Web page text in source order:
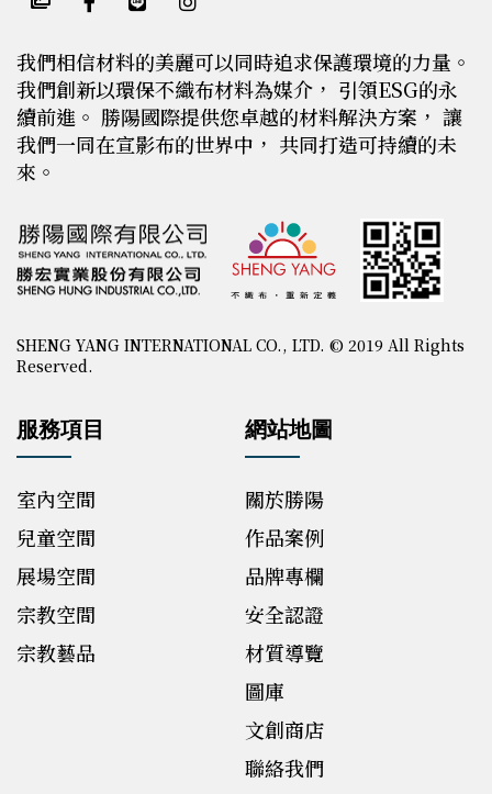
我們相信材料的美麗可以同時追求保護環境的力量。
我們創新以環保不織布材料為媒介， 引領ESG的永
續前進。 勝陽國際提供您卓越的材料解決方案， 讓
我們一同在宣影布的世界中， 共同打造可持續的未
來。
SHENG YANG INTERNATIONAL CO., LTD. © 2019 All Rights
Reserved.
服務項目
室內空間
兒童空間
展場空間
宗教空間
宗教藝品
網站地圖
關於勝陽
作品案例
品牌專欄
安全認證
材質導覽
圖庫
文創商店
聯絡我們